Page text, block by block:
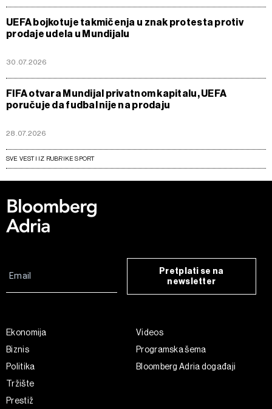
UEFA bojkotuje takmičenja u znak protesta protiv
prodaje udela u Mundijalu
30.07.2026
FIFA otvara Mundijal privatnom kapitalu, UEFA
poručuje da fudbal nije na prodaju
28.07.2026
SVE VESTI IZ RUBRIKE SPORT
Pretplati se na
newsletter
Ekonomija
Biznis
Politika
Tržište
Prestiž
Videos
Programska šema
Bloomberg Adria događaji